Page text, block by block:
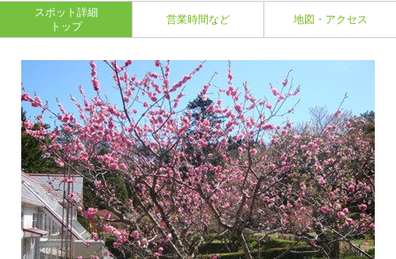
スポット詳細
トップ
営業時間など 地図・アクセス